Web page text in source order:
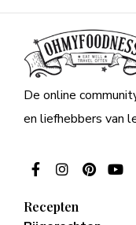
De online
en liefhebbers van
Recepten